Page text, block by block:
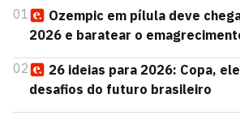
01
Ozempic em pílula deve
2026 e baratear o
02
26 ideias para 2026: Copa,
desafios do futuro brasileiro